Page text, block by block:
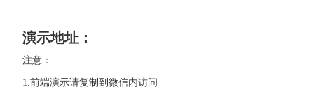
演示地址：
注意：
1.前端演示请复制到微信内访问